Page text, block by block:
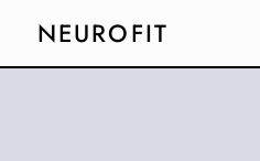
NEUROFIT